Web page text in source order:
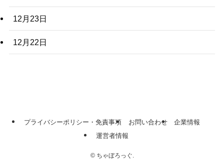
12月23日
12月22日
プライバシーポリシー・免責事項 お問い合わせ
企業情報
運営者情報
©ちゃぼろっぐ.